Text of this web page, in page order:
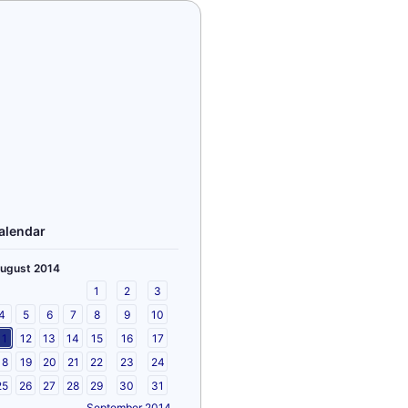
2014
1
2
3
5 6 7 8 9
10
12 13 14 15 16
17
19 20 21 22 23
24
26 27 28 29 30
31